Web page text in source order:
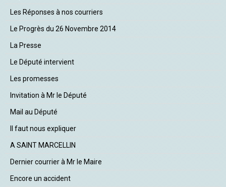
Les Réponses à nos courriers
Le Progrès du 26 Novembre 2014
La Presse
Le Député intervient
Les promesses
Invitation à Mr le Député
Mail au Député
Il faut nous expliquer
A SAINT MARCELLIN
Dernier courrier à Mr le Maire
Encore un accident